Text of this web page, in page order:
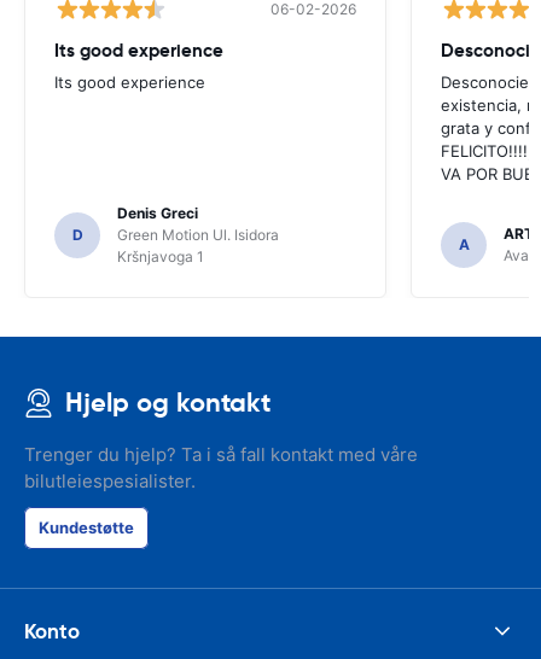
06-02-2026
Its good experience
Its good experience
D
Denis Greci
Green Motion Ul. Isidora
Kršnjavoga 1
existencia,
grata y
FELICITO!!!!,
VA POR
A
Hjelp og kontakt
Trenger du hjelp? Ta i så fall kontakt med våre
bilutleiespesialister.
Kundestøtte
Konto